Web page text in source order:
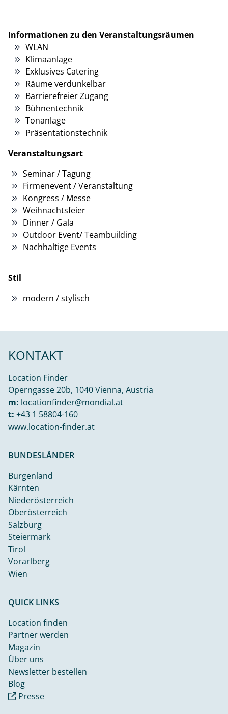
Informationen zu den Veranstaltungsräumen
WLAN
Klimaanlage
Exklusives Catering
Räume verdunkelbar
Barrierefreier Zugang
Bühnentechnik
Tonanlage
Präsentationstechnik
Veranstaltungsart
Seminar / Tagung
Firmenevent / Veranstaltung
Kongress / Messe
Weihnachtsfeier
Dinner / Gala
Outdoor Event/ Teambuilding
Nachhaltige Events
Stil
modern / stylisch
KONTAKT
Location Finder
Operngasse 20b, 1040 Vienna, Austria
m: locationfinder@mondial.at
t: +43 1 58804-160
www.location-finder.at
BUNDESLÄNDER
Burgenland
Kärnten
Niederösterreich
Oberösterreich
Salzburg
Steiermark
Tirol
Vorarlberg
Wien
QUICK LINKS
Location finden
Partner werden
Magazin
Über uns
Newsletter bestellen
Blog
Presse